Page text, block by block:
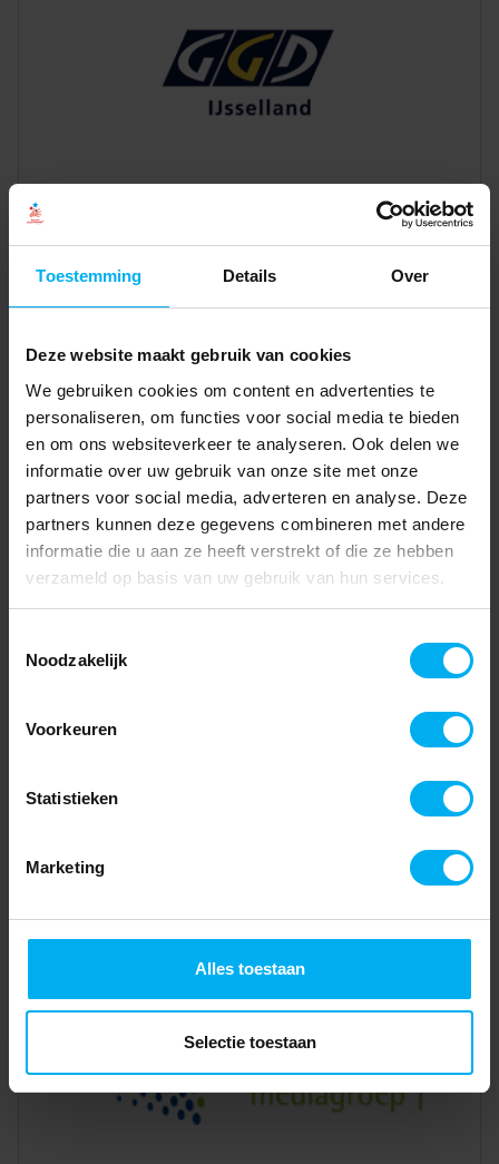
Toestemming Details Over
Deze website maakt gebruik van cookies
We gebruiken cookies om content en advertenties te
personaliseren, om functies voor social media te bieden
en om ons websiteverkeer te analyseren. Ook delen we
informatie over uw gebruik van onze site met onze
partners voor social media, adverteren en analyse. Deze
partners kunnen deze gegevens combineren met andere
informatie die u aan ze heeft verstrekt of die ze hebben
verzameld op basis van uw gebruik van hun services.
Noodzakelijk
Voorkeuren
Statistieken
Marketing
Alles toestaan
Selectie toestaan